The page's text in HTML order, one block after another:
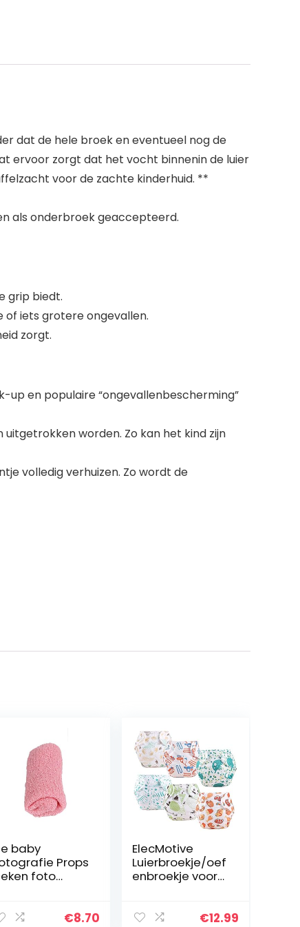
dat de hele broek en eventueel nog de
ervoor zorgt dat het vocht binnenin de luier
voor de zachte kinderhuid. **
als onderbroek geaccepteerd.
grip biedt.
of iets grotere ongevallen.
zorgt.
en populaire “ongevallenbescherming”
worden. Zo kan het kind zijn
volledig verhuizen. Zo wordt de
baby
Props
foto
€8.70
ElecMotive
Luierbroekje/oef
enbroekje voor
(jongens en€12.99